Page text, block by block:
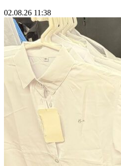
02.08.26 11:38